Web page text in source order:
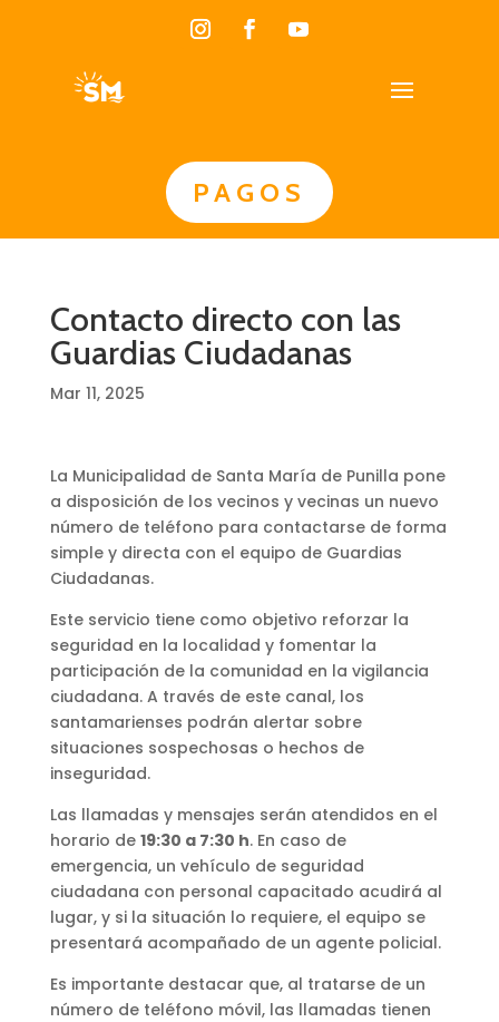
PAGOS
Contacto directo con las
Guardias Ciudadanas
Mar 11, 2025
La Municipalidad de Santa María de Punilla pone
a disposición de los vecinos y vecinas un nuevo
número de teléfono para contactarse de forma
simple y directa con el equipo de Guardias
Ciudadanas.
Este servicio tiene como objetivo reforzar la
seguridad en la localidad y fomentar la
participación de la comunidad en la vigilancia
ciudadana. A través de este canal, los
santamarienses podrán alertar sobre
situaciones sospechosas o hechos de
inseguridad.
Las llamadas y mensajes serán atendidos en el
horario de 19:30 a 7:30 h. En caso de
emergencia, un vehículo de seguridad
ciudadana con personal capacitado acudirá al
lugar, y si la situación lo requiere, el equipo se
presentará acompañado de un agente policial.
Es importante destacar que, al tratarse de un
número de teléfono móvil, las llamadas tienen